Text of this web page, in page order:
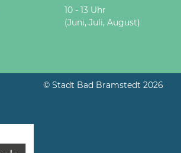
10 - 13 Uhr
(Juni, Juli, August)
© Stadt Bad Bramstedt 2026